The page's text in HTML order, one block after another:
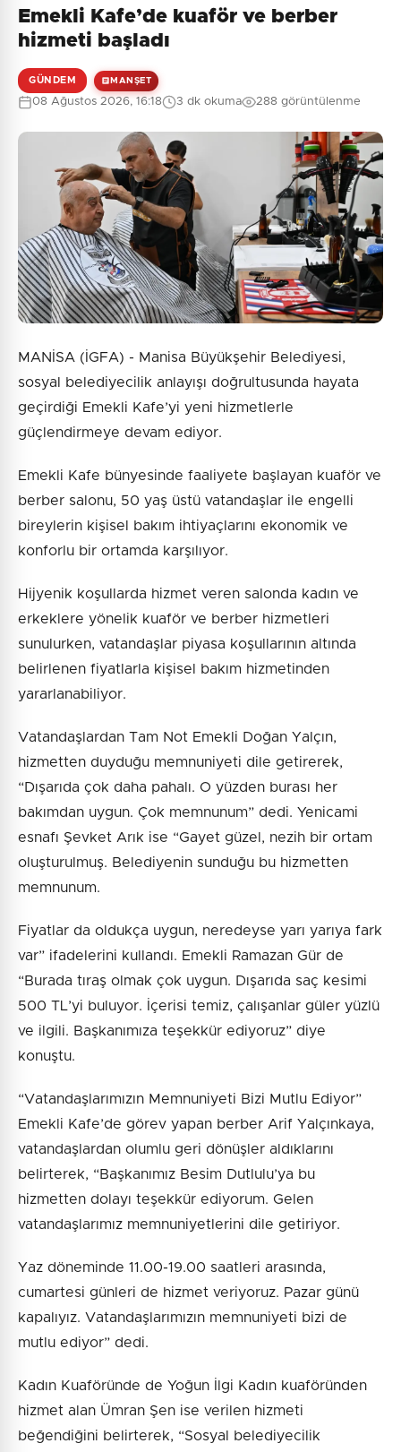
Emekli Kafe’de kuaför ve berber
hizmeti başladı
GÜNDEM MANŞET
08 Ağustos 2026, 16:18 3 dk okuma 288 görüntülenme
MANİSA (İGFA) - Manisa Büyükşehir Belediyesi,
sosyal belediyecilik anlayışı doğrultusunda hayata
geçirdiği Emekli Kafe’yi yeni hizmetlerle
güçlendirmeye devam ediyor.
Emekli Kafe bünyesinde faaliyete başlayan kuaför ve
berber salonu, 50 yaş üstü vatandaşlar ile engelli
bireylerin kişisel bakım ihtiyaçlarını ekonomik ve
konforlu bir ortamda karşılıyor.
Hijyenik koşullarda hizmet veren salonda kadın ve
erkeklere yönelik kuaför ve berber hizmetleri
sunulurken, vatandaşlar piyasa koşullarının altında
belirlenen fiyatlarla kişisel bakım hizmetinden
yararlanabiliyor.
Vatandaşlardan Tam Not Emekli Doğan Yalçın,
hizmetten duyduğu memnuniyeti dile getirerek,
“Dışarıda çok daha pahalı. O yüzden burası her
bakımdan uygun. Çok memnunum” dedi. Yenicami
esnafı Şevket Arık ise “Gayet güzel, nezih bir ortam
oluşturulmuş. Belediyenin sunduğu bu hizmetten
memnunum.
Fiyatlar da oldukça uygun, neredeyse yarı yarıya fark
var” ifadelerini kullandı. Emekli Ramazan Gür de
“Burada tıraş olmak çok uygun. Dışarıda saç kesimi
500 TL’yi buluyor. İçerisi temiz, çalışanlar güler yüzlü
ve ilgili. Başkanımıza teşekkür ediyoruz” diye
konuştu.
“Vatandaşlarımızın Memnuniyeti Bizi Mutlu Ediyor”
Emekli Kafe’de görev yapan berber Arif Yalçınkaya,
vatandaşlardan olumlu geri dönüşler aldıklarını
belirterek, “Başkanımız Besim Dutlulu’ya bu
hizmetten dolayı teşekkür ediyorum. Gelen
vatandaşlarımız memnuniyetlerini dile getiriyor.
Yaz döneminde 11.00-19.00 saatleri arasında,
cumartesi günleri de hizmet veriyoruz. Pazar günü
kapalıyız. Vatandaşlarımızın memnuniyeti bizi de
mutlu ediyor” dedi.
Kadın Kuaföründe de Yoğun İlgi Kadın kuaföründen
hizmet alan Ümran Şen ise verilen hizmeti
beğendiğini belirterek, “Sosyal belediyecilik